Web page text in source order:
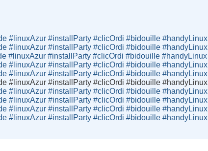
#linuxAzur #installParty #clicOrdi #bidouille #handyLinux
#linuxAzur #installParty #clicOrdi #bidouille #handyLinux
#linuxAzur #installParty #clicOrdi #bidouille #handyLinux
#linuxAzur #installParty #clicOrdi #bidouille #handyLinux
#linuxAzur #installParty #clicOrdi #bidouille #handyLinux
#linuxAzur #installParty #clicOrdi #bidouille #handyLinux
#linuxAzur #installParty #clicOrdi #bidouille #handyLinux
#linuxAzur #installParty #clicOrdi #bidouille #handyLinux
#linuxAzur #installParty #clicOrdi #bidouille #handyLinux
#linuxAzur #installParty #clicOrdi #bidouille #handyLinux